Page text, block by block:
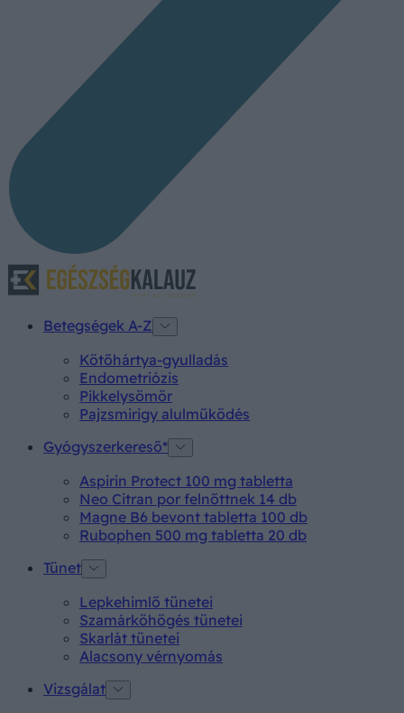
Betegségek A-Z
Kötőhártya-gyulladás
Endometriózis
Pikkelysömör
Pajzsmirigy alulműködés
Gyógyszerkereső*
Aspirin Protect 100 mg tabletta
Neo Citran por felnőttnek 14 db
Magne B6 bevont tabletta 100 db
Rubophen 500 mg tabletta 20 db
Tünet
Lepkehimlő tünetei
Szamárköhögés tünetei
Skarlát tünetei
Alacsony vérnyomás
Vizsgálat